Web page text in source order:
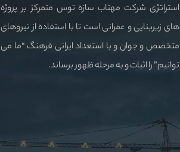
استراتژی شرکت مهتاب سازه توس متمرکز بر پروژه
های زیربنایی و عمرانی است تا با استفاده از نیروهای
متخصص و جوان و با استعداد ایرانی فرهنگ “ما می
توانیم” را اثبات و به مرحله ظهور برساند.